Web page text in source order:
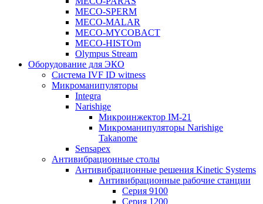
MECO-SPERM
MECO-MALAR
MECO-MYCOBACT
MECO-HISTOm
Olympus Stream
Оборудование для ЭКО
Система IVF ID witness
Микроманипуляторы
Integra
Narishige
Микроинжектор IM-21
Микроманипуляторы Narishige
Takanome
Sensapex
Антивибрационные столы
Антивибрационные решения Kinetic Systems
Антивибрационные рабочие станции
Серия 9100
Серия 1200